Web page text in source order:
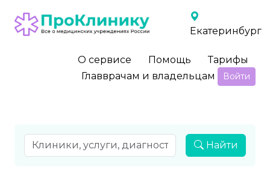
Екатеринбург
О сервисе Помощь
Тарифы
Главврачам и владельцам
Войти
Найти